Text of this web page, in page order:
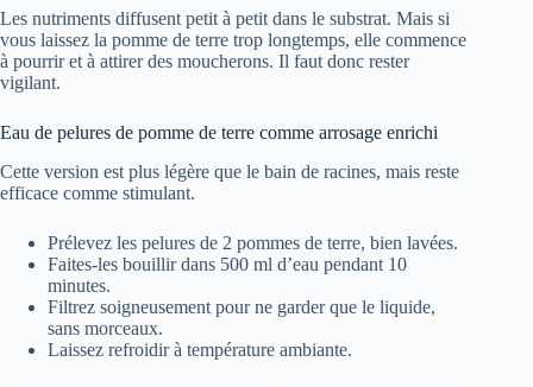
Les nutriments diffusent petit à petit dans le substrat. Mais si
vous laissez la pomme de terre trop longtemps, elle commence
à pourrir et à attirer des moucherons. Il faut donc rester
vigilant.
Eau de pelures de pomme de terre comme arrosage enrichi
Cette version est plus légère que le bain de racines, mais reste
efficace comme stimulant.
Prélevez les pelures de 2 pommes de terre, bien lavées.
Faites-les bouillir dans 500 ml d’eau pendant 10
minutes.
Filtrez soigneusement pour ne garder que le liquide,
sans morceaux.
Laissez refroidir à température ambiante.